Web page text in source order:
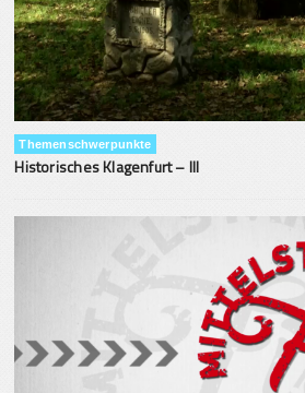
Themenschwerpunkte
Historisches Klagenfurt – III